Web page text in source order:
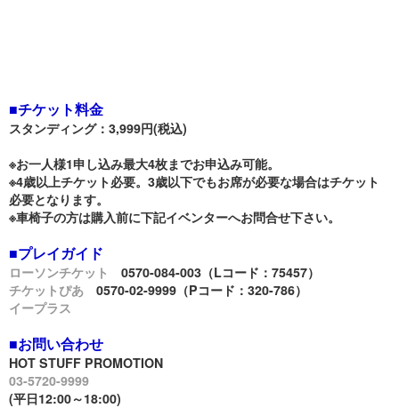
■チケット料金
スタンディング：3,999円(税込)
※お一人様1申し込み最大4枚までお申込み可能。
※4歳以上チケット必要。3歳以下でもお席が必要な場合はチケット
必要となります。
※車椅子の方は購入前に下記イベンターへお問合せ下さい。
■プレイガイド
ローソンチケット
0570-084-003（Lコード：75457）
チケットぴあ 0570-02-9999（Pコード：320-786）
イープラス
■お問い合わせ
HOT STUFF PROMOTION
03-5720-9999
(平日12:00～18:00)